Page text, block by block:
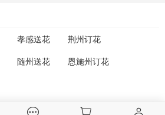
孝感送花 荆州订花
随州送花 恩施州订花